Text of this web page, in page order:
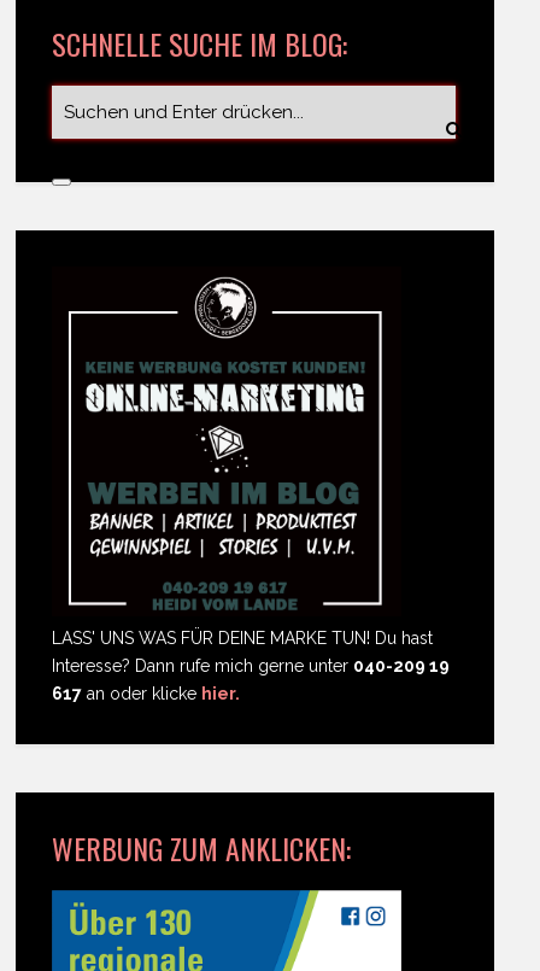
SCHNELLE SUCHE IM BLOG:
LASS' UNS WAS FÜR DEINE MARKE TUN! Du hast
Interesse? Dann rufe mich gerne unter 040-209 19
617 an oder klicke hier.
WERBUNG ZUM ANKLICKEN: